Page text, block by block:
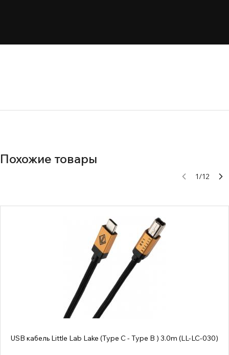
Похожие товары
1/12
USB кабель Little Lab Lake (Type C - Type B ) 3.0m (LL-LC-030)